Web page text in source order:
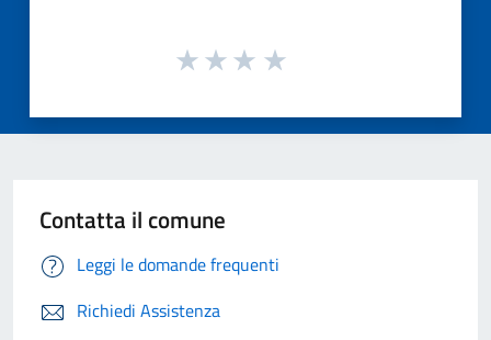
Contatta il comune
Leggi le domande frequenti
Richiedi Assistenza